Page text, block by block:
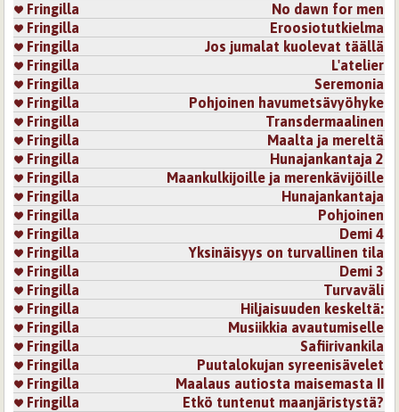
Fringilla
No dawn for men
Fringilla
Eroosiotutkielma
Fringilla
Jos jumalat kuolevat täällä
Fringilla
L'atelier
Fringilla
Seremonia
Fringilla
Pohjoinen havumetsävyöhyke
Fringilla
Transdermaalinen
Fringilla
Maalta ja mereltä
Fringilla
Hunajankantaja 2
Fringilla
Maankulkijoille ja merenkävijöille
Fringilla
Hunajankantaja
Fringilla
Pohjoinen
Fringilla
Demi 4
Fringilla
Yksinäisyys on turvallinen tila
Fringilla
Demi 3
Fringilla
Turvaväli
Fringilla
Hiljaisuuden keskeltä:
Fringilla
Musiikkia avautumiselle
Fringilla
Safiirivankila
Fringilla
Puutalokujan syreenisävelet
Fringilla
Maalaus autiosta maisemasta II
Fringilla
Etkö tuntenut maanjäristystä?